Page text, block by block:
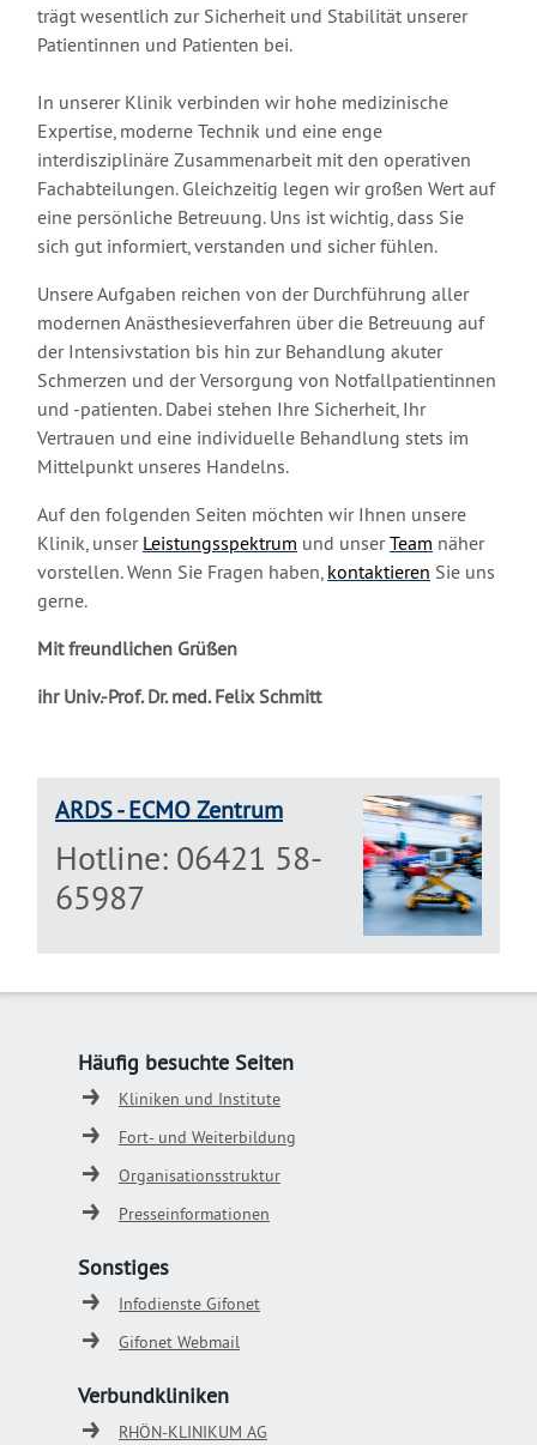
trägt wesentlich zur Sicherheit und Stabilität unserer
Patientinnen und Patienten bei.
In unserer Klinik verbinden wir hohe medizinische
Expertise, moderne Technik und eine enge
interdisziplinäre Zusammenarbeit mit den operativen
Fachabteilungen. Gleichzeitig legen wir großen Wert auf
eine persönliche Betreuung. Uns ist wichtig, dass Sie
sich gut informiert, verstanden und sicher fühlen.
Unsere Aufgaben reichen von der Durchführung aller
modernen Anästhesieverfahren über die Betreuung auf
der Intensivstation bis hin zur Behandlung akuter
Schmerzen und der Versorgung von Notfallpatientinnen
und -patienten. Dabei stehen Ihre Sicherheit, Ihr
Vertrauen und eine individuelle Behandlung stets im
Mittelpunkt unseres Handelns.
Auf den folgenden Seiten möchten wir Ihnen unsere
Klinik, unser Leistungsspektrum und unserTeam näher
vorstellen. Wenn Sie Fragen haben, kontaktieren Sie uns
gerne.
Mit freundlichen Grüßen
ihr Univ.-Prof. Dr. med. Felix Schmitt
ARDS - ECMO Zentrum
Hotline: 06421 58-
65987
Häufig besuchte Seiten
Kliniken und Institute
Fort- und Weiterbildung
Organisationsstruktur
Presseinformationen
Sonstiges
Infodienste Gifonet
Gifonet Webmail
Verbundkliniken
RHÖN-KLINIKUM AG